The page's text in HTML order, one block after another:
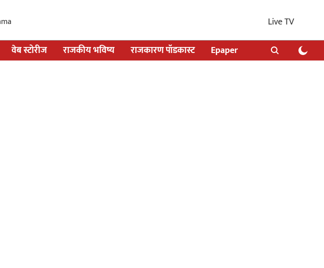
Live TV
वेब स्टोरीज राजकीय भविष्य राजकारण पॉडकास्ट Epaper